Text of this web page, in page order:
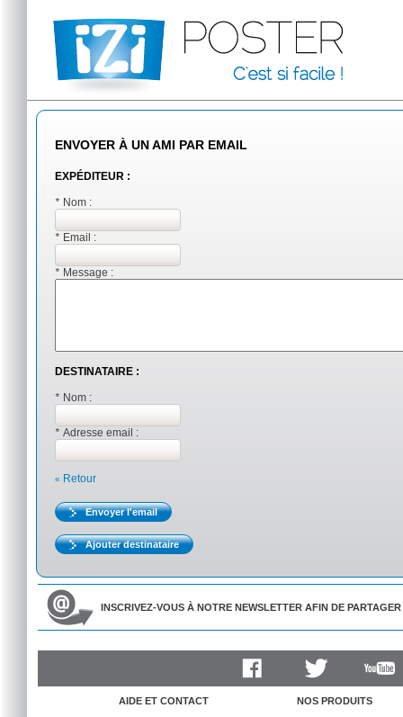
ENVOYER À UN AMI PAR EMAIL
EXPÉDITEUR :
* Nom :
* Email :
* Message :
DESTINATAIRE :
* Nom :
* Adresse email :
« Retour
Envoyer l'email
Ajouter destinataire
INSCRIVEZ-VOUS À NOTRE NEWSLETTER AFIN DE
Facebook Twitter
Youtube
AIDE ET CONTACT
NOS PRODUITS